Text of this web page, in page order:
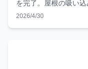
を完了。屋根の吸い
壁素地が脆弱だった
2026/4/30